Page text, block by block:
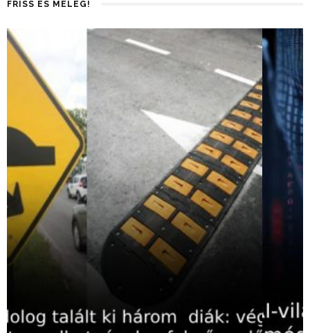
FRISS ÉS MELEG!